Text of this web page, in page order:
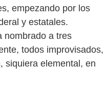
empezando por los
y estatales.
nombrado a tres
todos improvisados,
siquiera elemental, en